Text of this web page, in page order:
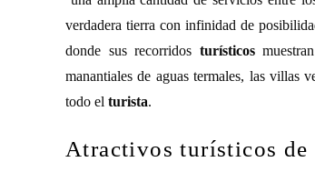
verdadera tierra con infinidad de
donde sus recorridos turísticos
manantiales de aguas termales, las villas
todo el turista.
Atractivos turísticos de